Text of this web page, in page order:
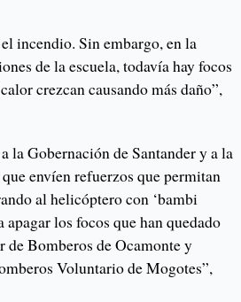
incendio. Sin embargo, en la
de la escuela, todavía hay focos
crezcan causando más daño”,
la Gobernación de Santander y a la
envíen refuerzos que permitan
al helicóptero con ‘bambi
apagar los focos que han quedado
de Bomberos de Ocamonte y
Voluntario de Mogotes”,